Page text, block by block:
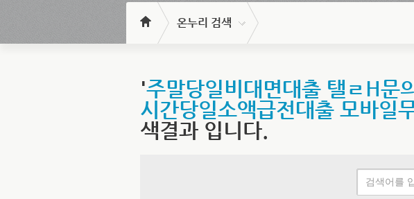
온누리 검색
'주말당일비대면대출 탤ㄹH
시간당일소액급전대출 모바일
색결과 입니다.